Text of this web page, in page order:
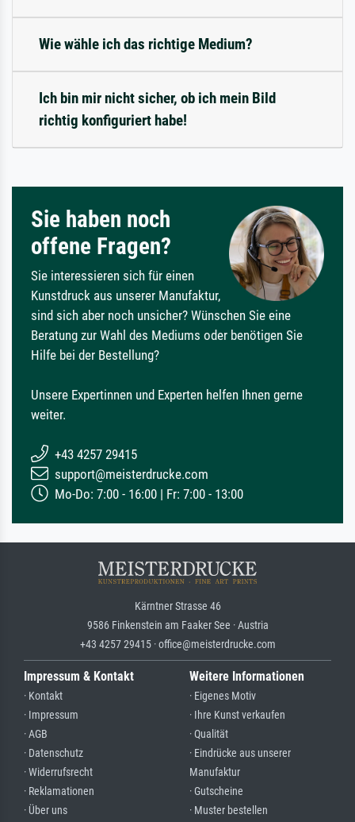
Wie wähle ich das richtige Medium?
Ich bin mir nicht sicher, ob ich mein Bild
richtig konfiguriert habe!
Sie haben noch
offene Fragen?
Sie interessieren sich für einen
Kunstdruck aus unserer Manufaktur,
sind sich aber noch unsicher? Wünschen Sie eine
Beratung zur Wahl des Mediums oder benötigen Sie
Hilfe bei der Bestellung?
Unsere Expertinnen und Experten helfen Ihnen gerne
weiter.
+43 4257 29415
support@meisterdrucke.com
Mo-Do: 7:00 - 16:00 | Fr: 7:00 - 13:00
Kärntner Strasse 46
9586 Finkenstein am Faaker See · Austria
+43 4257 29415 · office@meisterdrucke.com
Impressum & Kontakt
· Kontakt
· Impressum
· AGB
· Datenschutz
· Widerrufsrecht
· Reklamationen
· Über uns
Weitere Informationen
· Eigenes Motiv
· Ihre Kunst verkaufen
· Qualität
· Eindrücke aus unserer
Manufaktur
· Gutscheine
· Muster bestellen